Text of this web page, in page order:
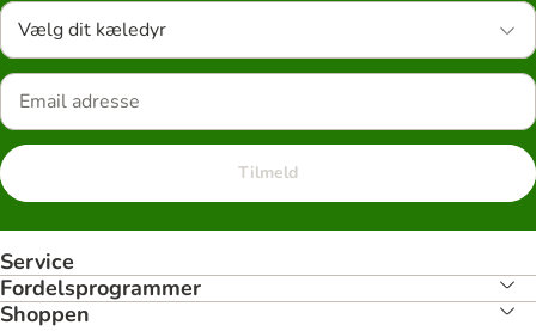
Vælg dit kæledyr
Tilmeld
Service
Fordelsprogrammer
Shoppen